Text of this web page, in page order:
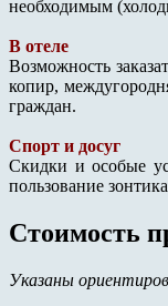
необходимым
В отеле
Возможность
копир,
граждан.
Спорт и досуг
Скидки и особые
пользование
Стоимость
Указаны